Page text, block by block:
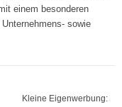
einem besonderen
sowie
Kleine Eigenwerbung: